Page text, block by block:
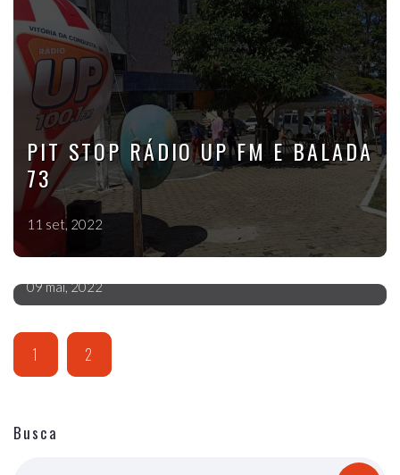
PIT STOP RÁDIO UP FM E BALADA
73
11 set, 2022
APAIXONA CONQUISTA EMBALOU
O PÚBLICO CONQUISTENSE COM
SEU GRANDE SHOW EM PARCERIA
DA LG PRODUÇÕES E RÁDIO UP
FM
09 mai, 2022
1 2
Busca